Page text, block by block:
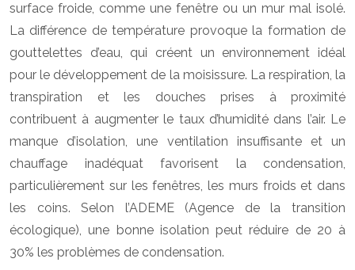
surface froide, comme une fenêtre ou un mur mal isolé.
La différence de température provoque la formation de
gouttelettes d’eau, qui créent un environnement idéal
pour le développement de la moisissure. La respiration, la
transpiration et les douches prises à proximité
contribuent à augmenter le taux d’humidité dans l’air. Le
manque d’isolation, une ventilation insuffisante et un
chauffage inadéquat favorisent la condensation,
particulièrement sur les fenêtres, les murs froids et dans
les coins. Selon l’ADEME (Agence de la transition
écologique), une bonne isolation peut réduire de 20 à
30% les problèmes de condensation.